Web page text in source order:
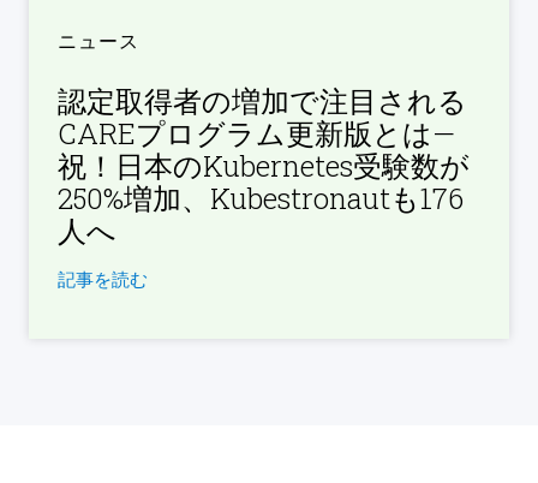
ニュース
認定取得者の増加で注目される
CAREプログラム更新版とは—
祝！日本のKubernetes受験数が
250%増加、Kubestronautも176
人へ
記事を読む